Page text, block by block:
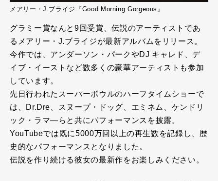
メアリー・J.ブライジ『Good Morning Gorgeous』
グラミー賞なんと9回受賞、伝説のアーティストであ
るメアリー・J.ブライジが最新アルバムをリリース。
今作では、アンダーソン・パークやDJ キャレド、デ
イブ・イーストなど数多くの豪華アーティストも参加
しています。
先日行われたスーパーボウルのハーフタイムショーで
は、Dr.Dre、スヌープ・ドッグ、エミネム、ケンドリ
ック・ラマ―らと共にパフォーマンスを披露。
YouTubeでは既に5000万回以上の再生数を記録し、歴
史的なパフォーマンスとなりました。
伝説を作り続ける彼女の最新作をお楽しみください。